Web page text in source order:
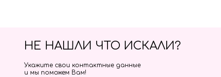
НЕ НАШЛИ ЧТО ИСКАЛИ?
Укажите свои контактные данные
и мы поможем Вам!